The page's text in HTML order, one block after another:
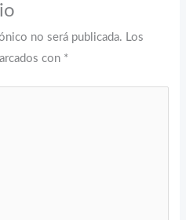
no será publicada. Los
con *